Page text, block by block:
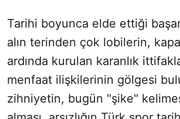
Tarihi boyunca elde ettiği
alın terinden çok lobilerin,
ardında kurulan karanlık
menfaat ilişkilerinin gölgesi
zihniyetin, bugün "şike"